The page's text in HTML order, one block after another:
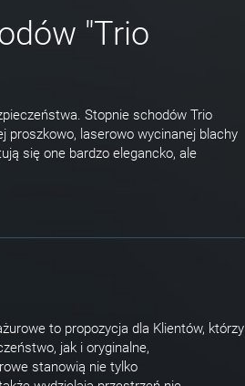
"Trio
Stopnie schodów Trio
proszkowo, laserowo wycinanej blachy
się one bardzo elegancko, ale
to propozycja dla Klientów, którzy
jak i oryginalne,
stanowią nie tylko